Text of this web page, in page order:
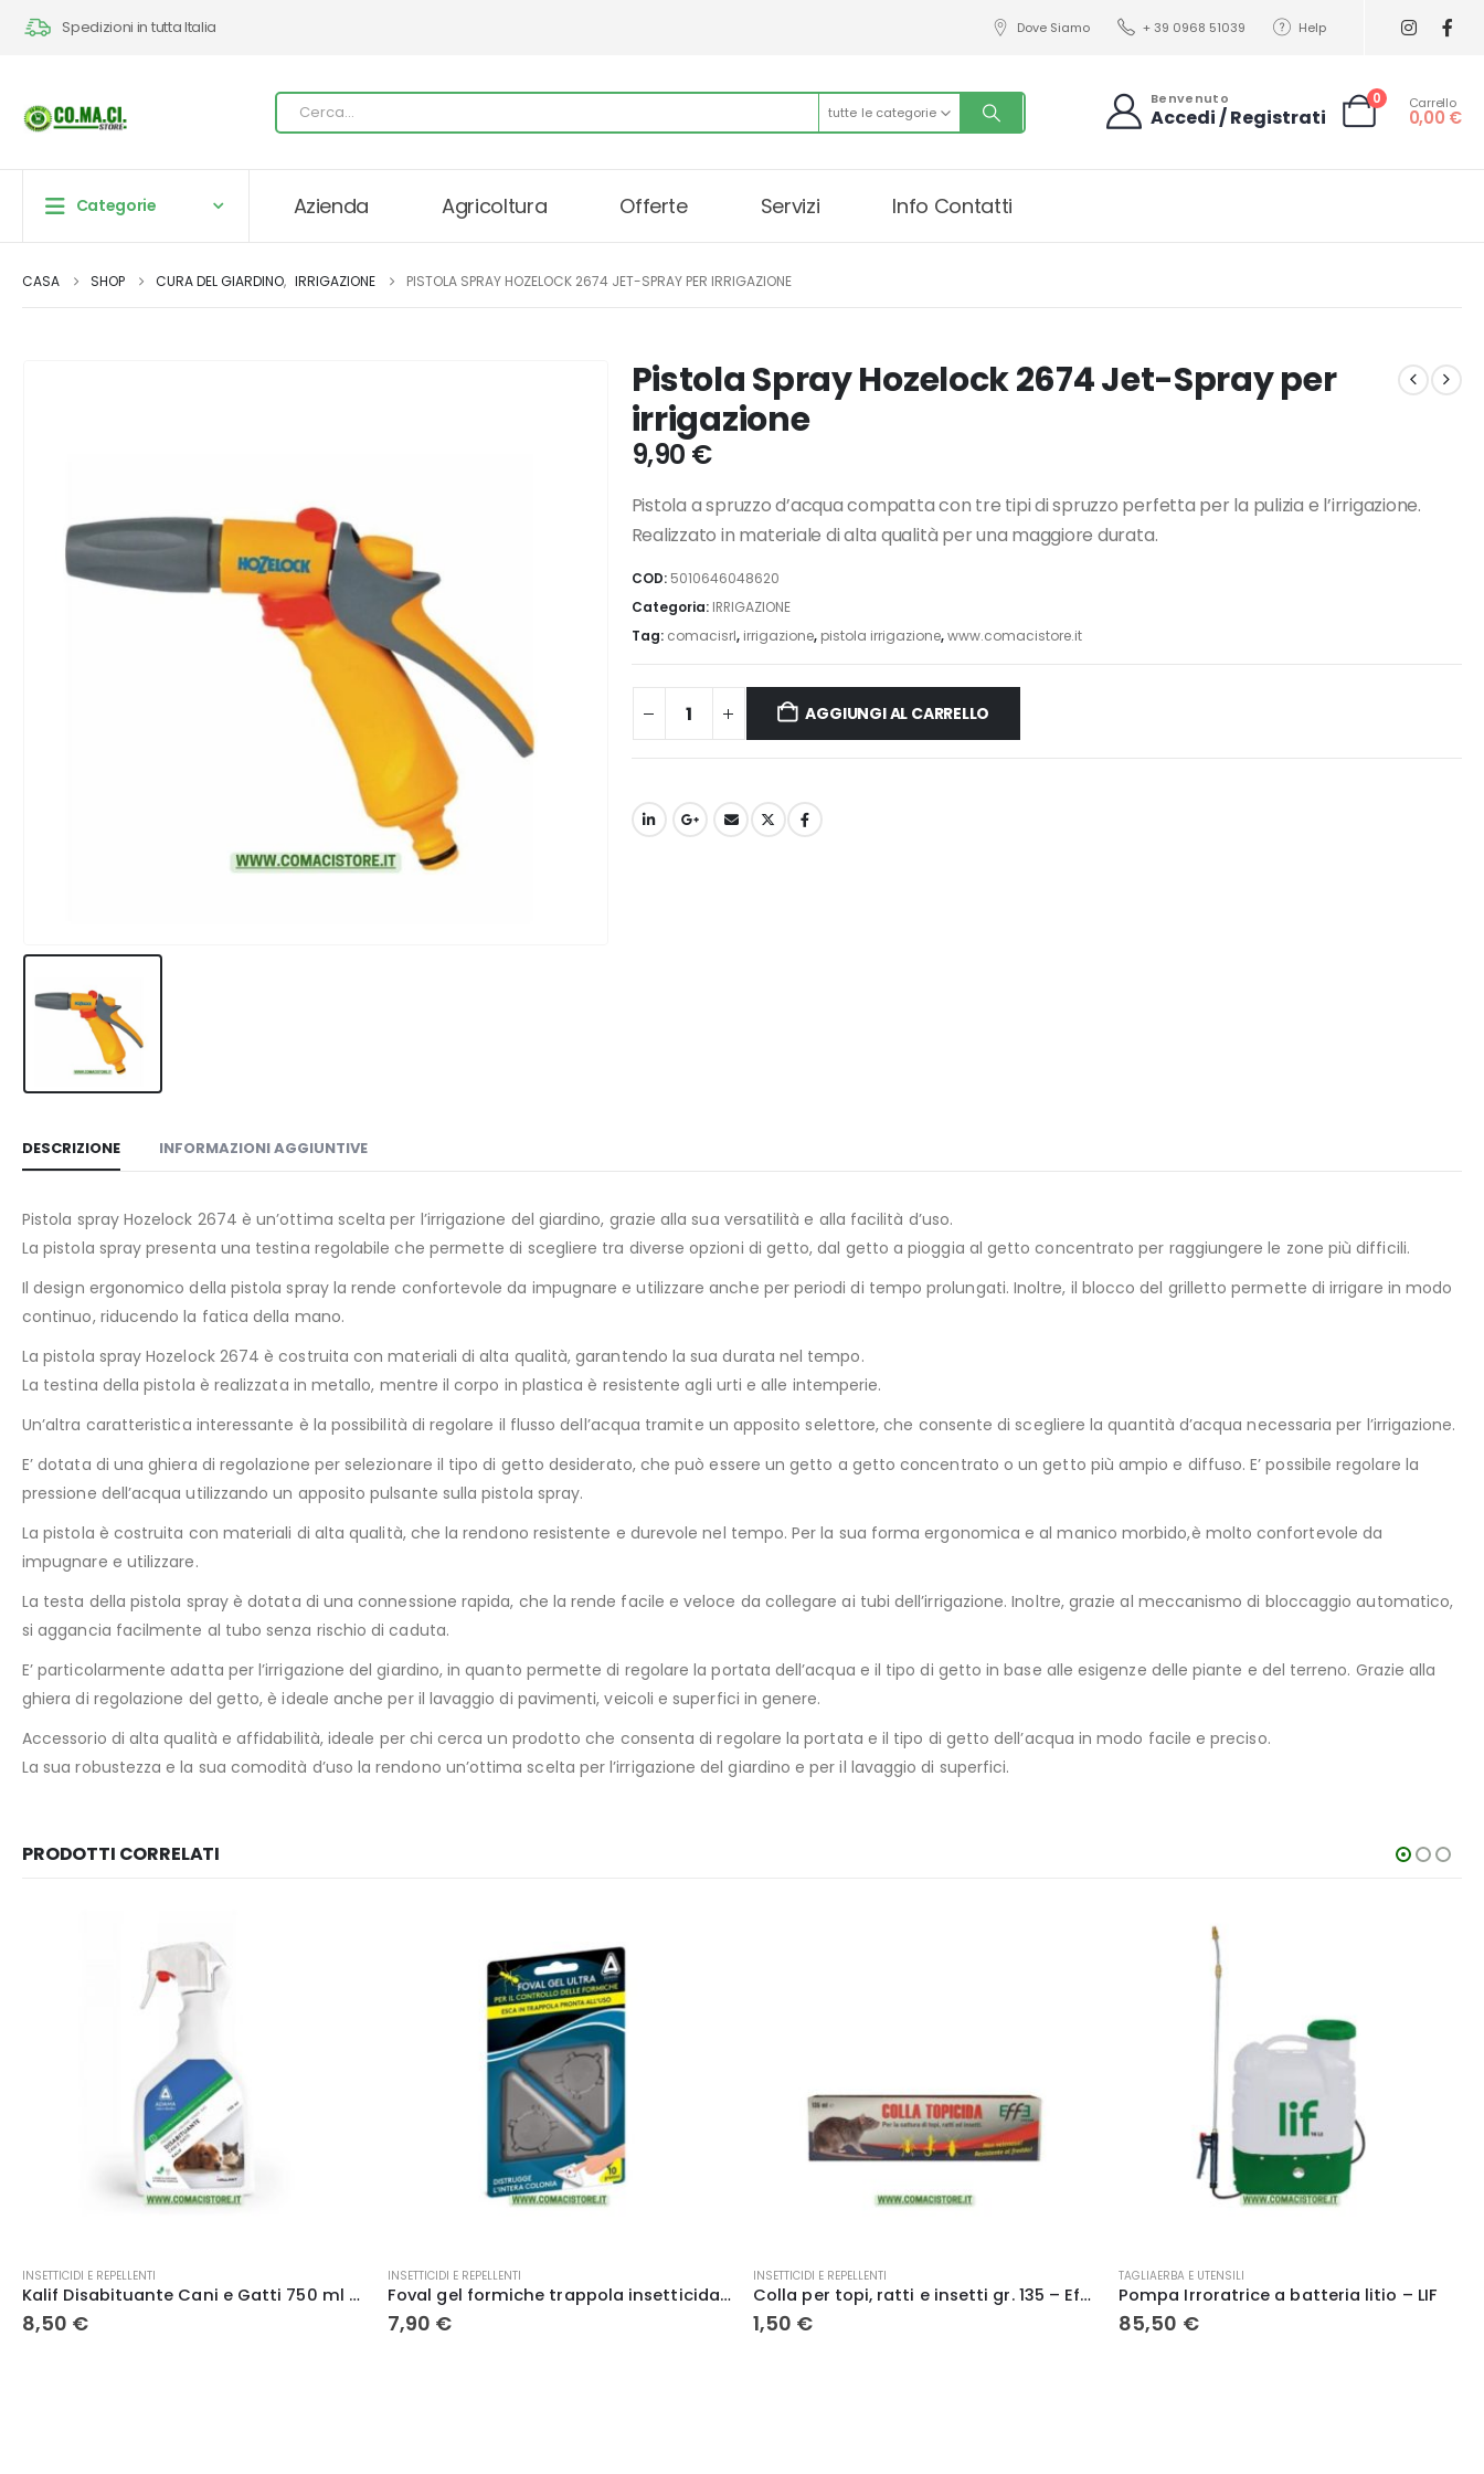
Spedizioni in tutta Italia Dove Siamo + 39 0968 51039 Help
tutte le categorie
Benvenuto
Accedi / Registrati
0 Carrello
0,00 €
Categorie Azienda Agricoltura Offerte Servizi Info Contatti
CASA SHOP CURA DEL GIARDINO, IRRIGAZIONE PISTOLA SPRAY HOZELOCK 2674 JET-SPRAY PER IRRIGAZIONE
Pistola Spray Hozelock 2674 Jet-Spray per
irrigazione
9,90 €
Pistola a spruzzo d’acqua compatta con tre tipi di spruzzo perfetta per la pulizia e l’irrigazione.
Realizzato in materiale di alta qualità per una maggiore durata.
COD: 5010646048620
Categoria: IRRIGAZIONE
Tag: comacisrl, irrigazione, pistola irrigazione,www.comacistore.it
AGGIUNGI AL CARRELLO
DESCRIZIONE INFORMAZIONI AGGIUNTIVE
Pistola spray Hozelock 2674 è un’ottima scelta per l’irrigazione del giardino, grazie alla sua versatilità e alla facilità d’uso.
La pistola spray presenta una testina regolabile che permette di scegliere tra diverse opzioni di getto, dal getto a pioggia al getto concentrato per raggiungere le zone più difficili.
Il design ergonomico della pistola spray la rende confortevole da impugnare e utilizzare anche per periodi di tempo prolungati. Inoltre, il blocco del grilletto permette di irrigare in modo
continuo, riducendo la fatica della mano.
La pistola spray Hozelock 2674 è costruita con materiali di alta qualità, garantendo la sua durata nel tempo.
La testina della pistola è realizzata in metallo, mentre il corpo in plastica è resistente agli urti e alle intemperie.
Un’altra caratteristica interessante è la possibilità di regolare il flusso dell’acqua tramite un apposito selettore, che consente di scegliere la quantità d’acqua necessaria per l’irrigazione.
E’ dotata di una ghiera di regolazione per selezionare il tipo di getto desiderato, che può essere un getto a getto concentrato o un getto più ampio e diffuso. E’ possibile regolare la
pressione dell’acqua utilizzando un apposito pulsante sulla pistola spray.
La pistola è costruita con materiali di alta qualità, che la rendono resistente e durevole nel tempo. Per la sua forma ergonomica e al manico morbido,è molto confortevole da
impugnare e utilizzare.
La testa della pistola spray è dotata di una connessione rapida, che la rende facile e veloce da collegare ai tubi dell’irrigazione. Inoltre, grazie al meccanismo di bloccaggio automatico,
si aggancia facilmente al tubo senza rischio di caduta.
E’ particolarmente adatta per l’irrigazione del giardino, in quanto permette di regolare la portata dell’acqua e il tipo di getto in base alle esigenze delle piante e del terreno. Grazie alla
ghiera di regolazione del getto, è ideale anche per il lavaggio di pavimenti, veicoli e superfici in genere.
Accessorio di alta qualità e affidabilità, ideale per chi cerca un prodotto che consenta di regolare la portata e il tipo di getto dell’acqua in modo facile e preciso.
La sua robustezza e la sua comodità d’uso la rendono un’ottima scelta per l’irrigazione del giardino e per il lavaggio di superfici.
PRODOTTI CORRELATI
INSETTICIDI E REPELLENTI
Foval gel formiche trappola insetticida per il controllo delle formiche 2 pz – Adama Kollant
7,90 €
INSETTICIDI E REPELLENTI
Colla per topi, ratti e insetti gr. 135 – Effe
1,50 €
TAGLIAERBA E UTENSILI
Pompa Irroratrice a batteria litio – LIF
85,50
ELETTRICITA'
1,99€